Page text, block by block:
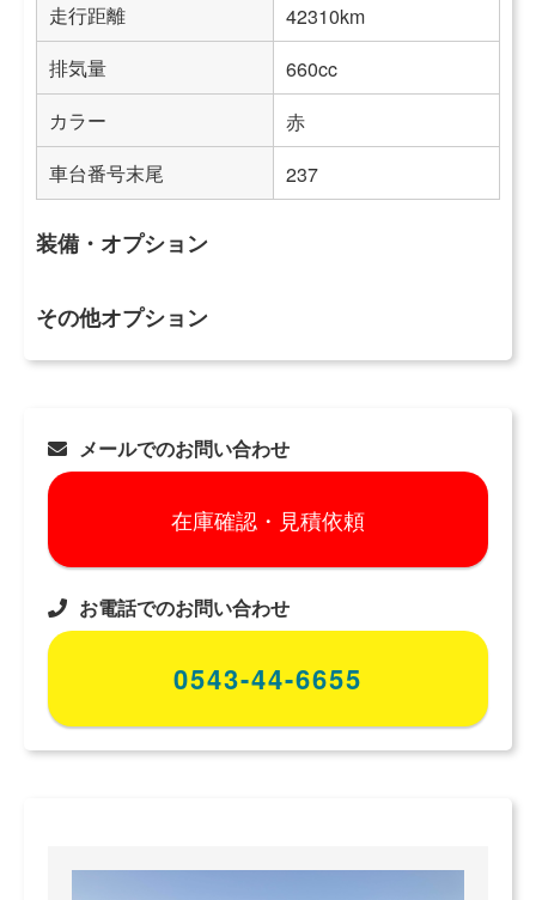
走行距離
42310km
排気量
660cc
カラー
赤
車台番号末尾
237
装備・オプション
その他オプション
メールでのお問い合わせ
在庫確認・見積依頼
お電話でのお問い合わせ
0543-44-6655